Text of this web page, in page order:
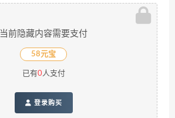
当前隐藏内容需要支付
58元宝
已有0人支付
登录购买